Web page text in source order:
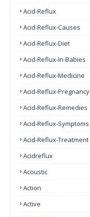
Acid-Reflux
Acid-Reflux-Causes
Acid-Reflux-Diet
Acid-Reflux-In-Babies
Acid-Reflux-Medicine
Acid-Reflux-Pregnancy
Acid-Reflux-Remedies
Acid-Reflux-Symptoms
Acid-Reflux-Treatment
Acidreflux
Acoustic
Action
Active